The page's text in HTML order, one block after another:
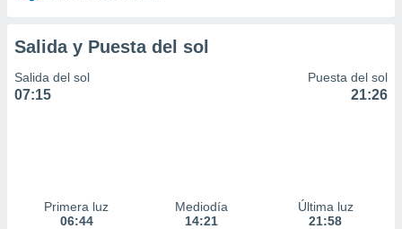
Salida y Puesta del sol
Salida del sol
07:15
Puesta del sol
21:26
Primera luz
06:44
Mediodía
14:21
Última luz
21:58